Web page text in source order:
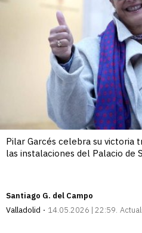
Pilar Garcés celebra su
las instalaciones del Palacio de
Santiago G. del Campo
Valladolid
14.05.2026 | 22:59